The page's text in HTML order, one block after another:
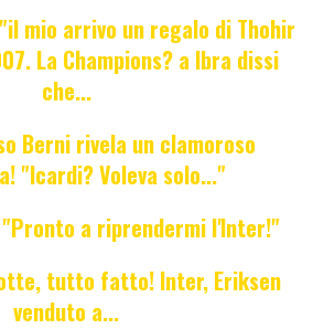
mio arrivo un regalo di Thohir
La Champions? a Ibra dissi
che...
Berni rivela un clamoroso
"Icardi? Voleva solo..."
"Pronto a riprendermi l'Inter!"
tutto fatto! Inter, Eriksen
venduto a...